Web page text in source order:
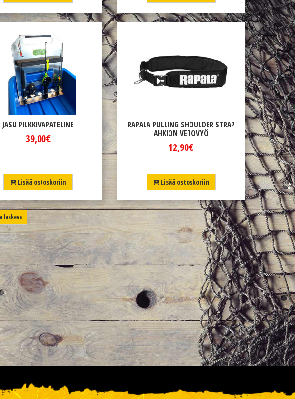
JASU PILKKIVAPATELINE
39,00€
Lisää ostoskoriin
RAPALA PULLING SHOULDER STRAP
AHKION VETOVYÖ
12,90€
Lisää ostoskoriin
laskeva